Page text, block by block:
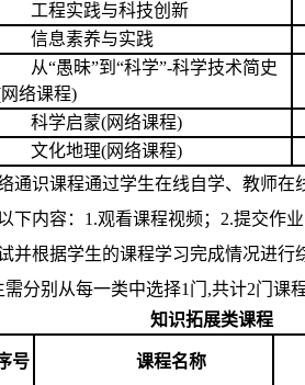
工程实践与科技创新
信息素养与实践
从“愚昧”到“科学”-科学技术简史
络课程)
科学启蒙(网络课程)
文化地理(网络课程)
通识课程通过学生在线自学、教师
内容：1.观看课程视频；2.提交作
并根据学生的课程学习完成情况进行
分别从每一类中选择1门,共计2门课
知识拓展类课程
号 课程名称